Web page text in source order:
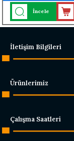
İncele
İletişim Bilgileri
Ürünlerimiz
Çalışma Saatleri